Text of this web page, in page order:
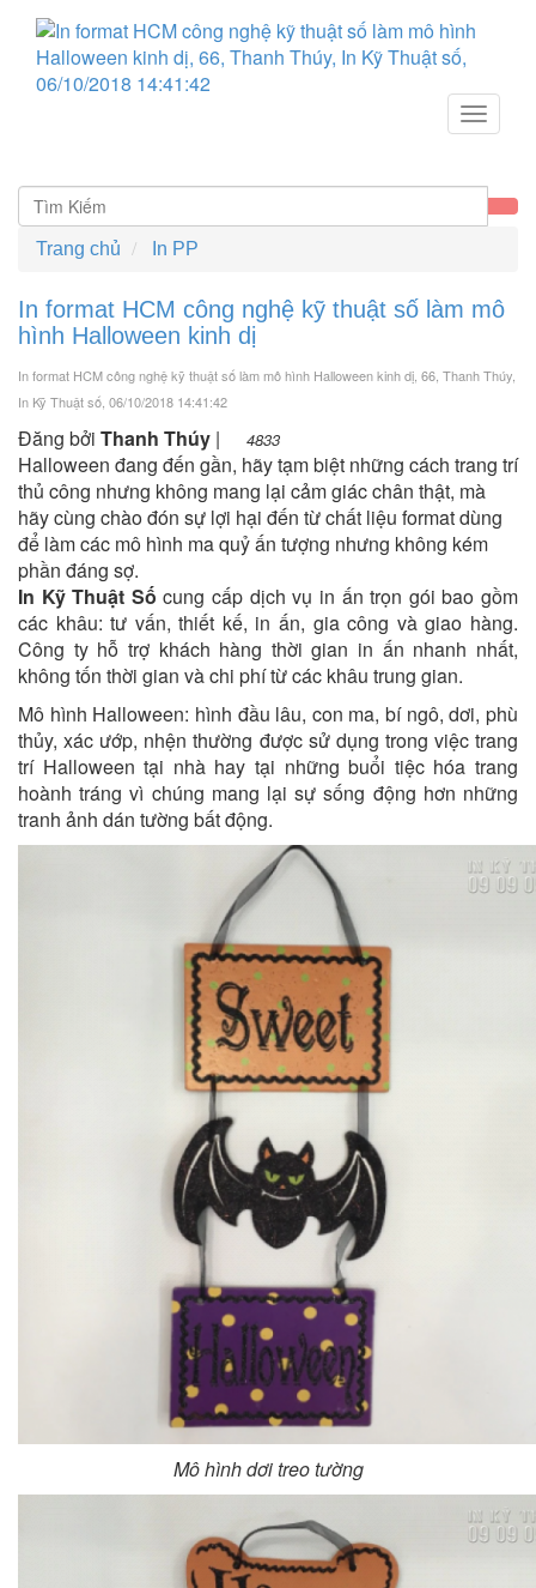
Toggle
Trang chủ In PP
In format HCM công nghệ kỹ thuật số làm mô
hình Halloween kinh dị
In format HCM công nghệ kỹ thuật số làm mô hình Halloween kinh dị, 66, Thanh Thúy,
In Kỹ Thuật số , 06/10/2018 14:41:42
Đăng bởi Thanh Thúy | 4833
Halloween đang đến gần, hãy tạm biệt những cách trang trí
thủ công nhưng không mang lại cảm giác chân thật, mà
hãy cùng chào đón sự lợi hại đến từ chất liệu format dùng
để làm các mô hình ma quỷ ấn tượng nhưng không kém
phần đáng sợ.
In Kỹ Thuật Số cung cấp dịch vụ in ấn trọn gói bao gồm
các khâu: tư vấn, thiết kế, in ấn, gia công và giao hàng.
Công ty hỗ trợ khách hàng thời gian in ấn nhanh nhất,
không tốn thời gian và chi phí từ các khâu trung gian.
Mô hình Halloween: hình đầu lâu, con ma, bí ngô, dơi, phù
thủy, xác ướp, nhện thường được sử dụng trong việc trang
trí Halloween tại nhà hay tại những buổi tiệc hóa trang
hoành tráng vì chúng mang lại sự sống động hơn những
tranh ảnh dán tường bất động.
Mô hình dơi treo tường